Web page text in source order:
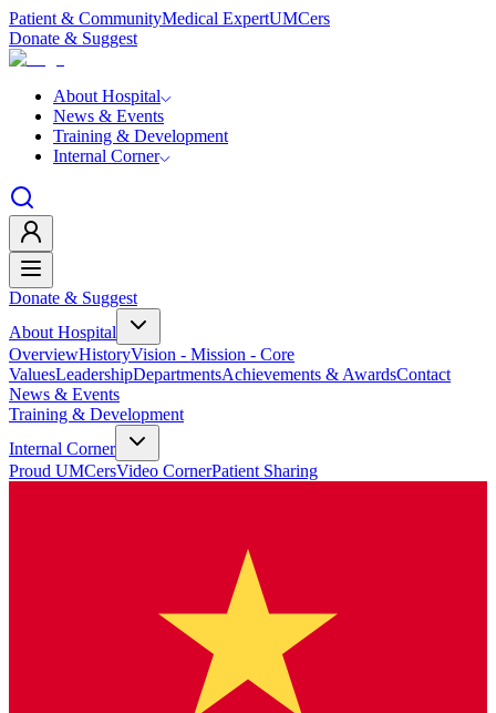
Patient & CommunityMedical ExpertUMCers
Donate & Suggest
About Hospital
News & Events
Training & Development
Internal Corner
Donate & Suggest
About Hospital
OverviewHistoryVision - Mission - Core
ValuesLeadershipDepartmentsAchievements & AwardsContact
News & Events
Training & Development
Internal Corner
Proud UMCersVideo CornerPatient Sharing